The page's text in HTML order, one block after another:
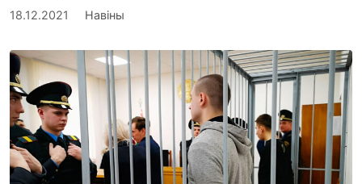
18.12.2021 Навіны